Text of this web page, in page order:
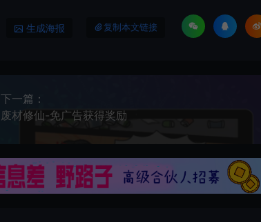
生成海报 复制本文链接
下一篇：
废材修仙-免广告获得奖励